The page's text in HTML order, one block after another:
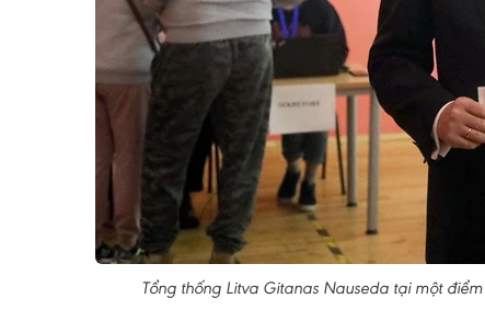
Tổng thống Litva Gitanas Nauseda tại một